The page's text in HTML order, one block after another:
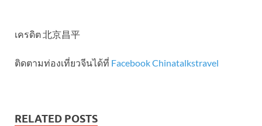
เครดิต 北京昌平
ติดตามท่องเที่ยวจีนได้ที่ Facebook Chinatalkstravel
RELATED POSTS